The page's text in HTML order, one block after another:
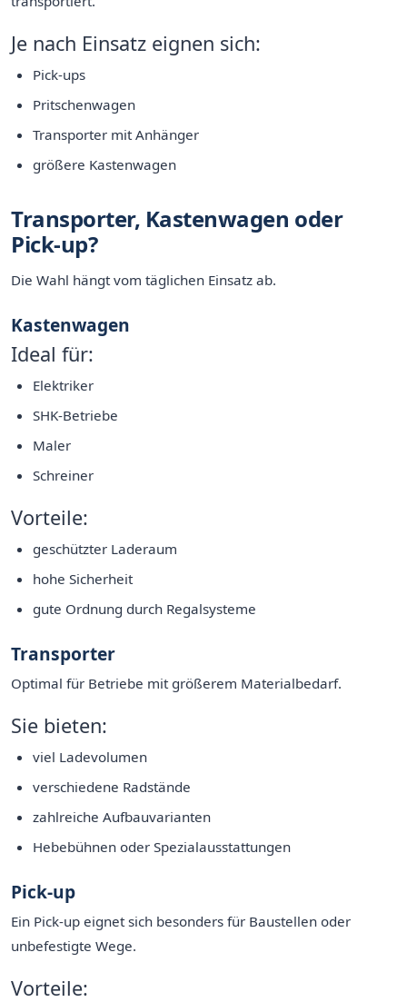
Je nach Einsatz eignen sich:
Pick-ups
Pritschenwagen
Transporter mit Anhänger
größere Kastenwagen
Transporter, Kastenwagen oder
Pick-up?
Die Wahl hängt vom täglichen Einsatz ab.
Kastenwagen
Ideal für:
Elektriker
SHK-Betriebe
Maler
Schreiner
Vorteile:
geschützter Laderaum
hohe Sicherheit
gute Ordnung durch Regalsysteme
Transporter
Optimal für Betriebe mit größerem Materialbedarf.
Sie bieten:
viel Ladevolumen
verschiedene Radstände
zahlreiche Aufbauvarianten
Hebebühnen oder Spezialausstattungen
Pick-up
Ein Pick-up eignet sich besonders für Baustellen oder
unbefestigte Wege.
Vorteile: